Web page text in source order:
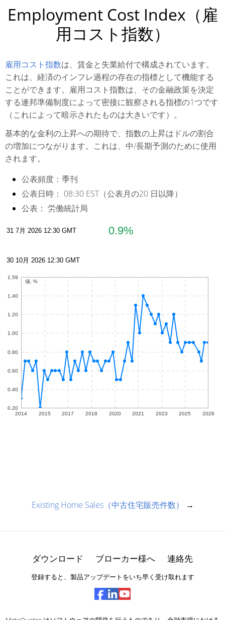
Employment Cost Index（雇
用コスト指数）
雇用コスト指数は、賃金と失業給付で構成されています。
これは、経済のインフレ過程の存在の指標として機能する
ことができます。雇用コスト指数は、その金融政策を決定
する連邦準備制度によって密接に観察される指標の1つです
（これによって暗示されたものは大きいです）。
基本的な金利の上昇への期待で、指数の上昇はドルの割合
の増加につながります。これは、中/長期予測のために使用
されます。
公表頻度： 季刊
公表日時： 08:30 EST（公表月の20 日以降）
公表： 労働統計局
Existing Home Sales（中古住宅販売件数） →
ダウンロード ブローカー様へ 連絡先
登録すると、製品アップデートをいち早く受け取れます